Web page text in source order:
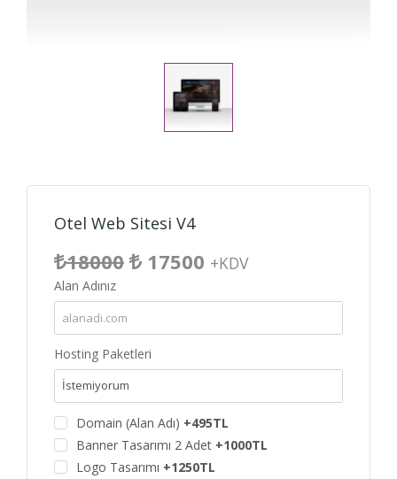
Otel Web Sitesi V4
18000 17500 +KDV
Alan Adınız
Hosting Paketleri
Domain (Alan Adı) +495TL
Banner Tasarımı 2 Adet +1000TL
Logo Tasarımı +1250TL